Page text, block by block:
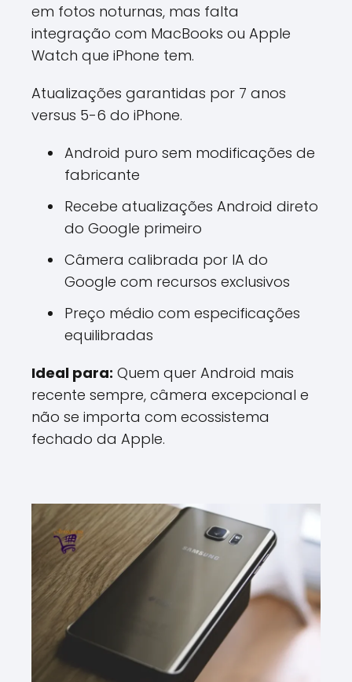
em fotos noturnas, mas falta
integração com MacBooks ou Apple
Watch que iPhone tem.
Atualizações garantidas por 7 anos
versus 5-6 do iPhone.
Android puro sem modificações de
fabricante
Recebe atualizações Android direto
do Google primeiro
Câmera calibrada por IA do
Google com recursos exclusivos
Preço médio com especificações
equilibradas
Ideal para: Quem quer Android mais
recente sempre, câmera excepcional e
não se importa com ecossistema
fechado da Apple.